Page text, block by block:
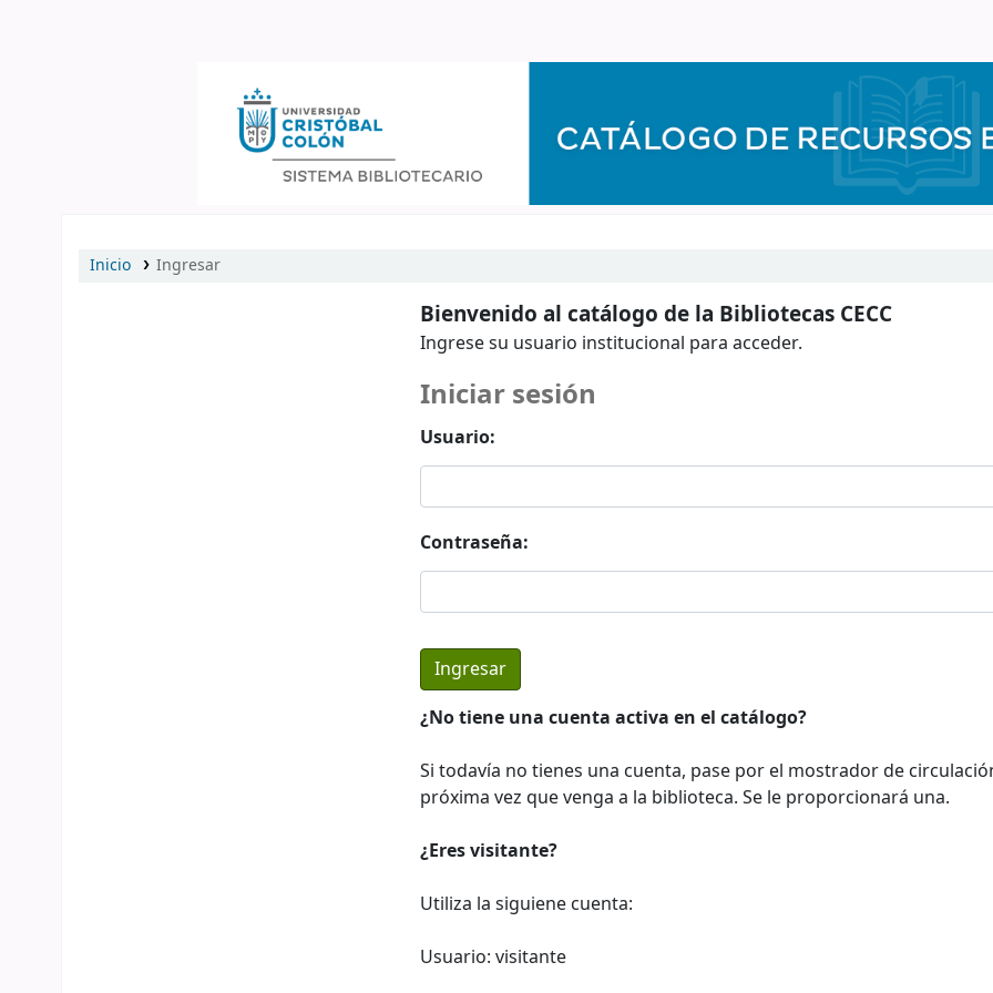
Inicio Ingresar
Bienvenido al catálogo de la Bibliotecas CECC
Ingrese su usuario institucional para acceder.
Iniciar sesión
Usuario:
Contraseña:
¿No tiene una cuenta activa en el catálogo?
Si todavía no tienes una cuenta, pase por el mostrador de
próxima vez que venga a la biblioteca. Se le proporcionará una.
¿Eres visitante?
Utiliza la siguiene cuenta:
Usuario: visitante